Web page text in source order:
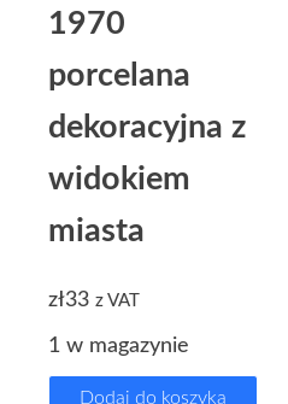
1970
porcelana
dekoracyjna z
widokiem
miasta
zł33 z VAT
1 w magazynie
Dodaj do koszyka